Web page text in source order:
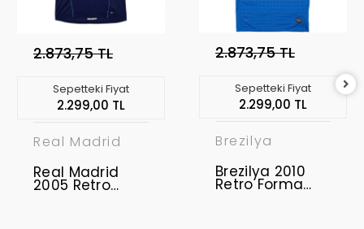
2.873,75 TL
Sepetteki Fiyat
2.299,00 TL
Real Madrid
Real Madrid
2005 Retro
2.873,75 TL
Sepetteki Fiyat
2.299,00 TL
Brezilya
Brezilya 2010
Retro Forma